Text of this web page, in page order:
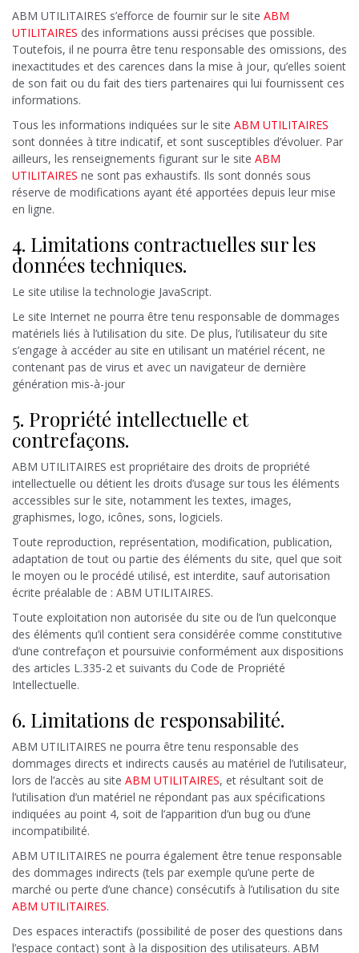
ABM UTILITAIRES s’efforce de fournir sur le site ABM
UTILITAIRES des informations aussi précises que possible.
Toutefois, il ne pourra être tenu responsable des omissions, des
inexactitudes et des carences dans la mise à jour, qu’elles soient
de son fait ou du fait des tiers partenaires qui lui fournissent ces
informations.
Tous les informations indiquées sur le site ABM UTILITAIRES
sont données à titre indicatif, et sont susceptibles d’évoluer. Par
ailleurs, les renseignements figurant sur le site ABM
UTILITAIRES ne sont pas exhaustifs. Ils sont donnés sous
réserve de modifications ayant été apportées depuis leur mise
en ligne.
4. Limitations contractuelles sur les
données techniques.
Le site utilise la technologie JavaScript.
Le site Internet ne pourra être tenu responsable de dommages
matériels liés à l’utilisation du site. De plus, l’utilisateur du site
s’engage à accéder au site en utilisant un matériel récent, ne
contenant pas de virus et avec un navigateur de dernière
génération mis-à-jour
5. Propriété intellectuelle et
contrefaçons.
ABM UTILITAIRES est propriétaire des droits de propriété
intellectuelle ou détient les droits d’usage sur tous les éléments
accessibles sur le site, notamment les textes, images,
graphismes, logo, icônes, sons, logiciels.
Toute reproduction, représentation, modification, publication,
adaptation de tout ou partie des éléments du site, quel que soit
le moyen ou le procédé utilisé, est interdite, sauf autorisation
écrite préalable de : ABM UTILITAIRES.
Toute exploitation non autorisée du site ou de l’un quelconque
des éléments qu’il contient sera considérée comme constitutive
d’une contrefaçon et poursuivie conformément aux dispositions
des articles L.335-2 et suivants du Code de Propriété
Intellectuelle.
6. Limitations de responsabilité.
ABM UTILITAIRES ne pourra être tenu responsable des
dommages directs et indirects causés au matériel de l’utilisateur,
lors de l’accès au site ABM UTILITAIRES, et résultant soit de
l’utilisation d’un matériel ne répondant pas aux spécifications
indiquées au point 4, soit de l’apparition d’un bug ou d’une
incompatibilité.
ABM UTILITAIRES ne pourra également être tenue responsable
des dommages indirects (tels par exemple qu’une perte de
marché ou perte d’une chance) consécutifs à l’utilisation du site
ABM UTILITAIRES.
Des espaces interactifs (possibilité de poser des questions dans
l’espace contact) sont à la disposition des utilisateurs. ABM